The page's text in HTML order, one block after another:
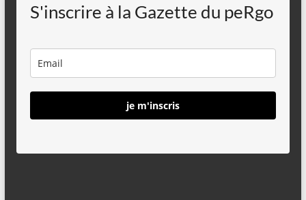
S'inscrire à la Gazette du peRgo
je m'inscris